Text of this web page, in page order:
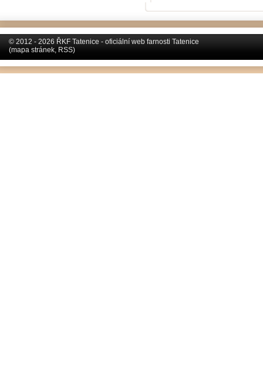
© 2012 - 2026 ŘKF Tatenice - oficiální web farnosti Tatenice
(mapa stránek, RSS)